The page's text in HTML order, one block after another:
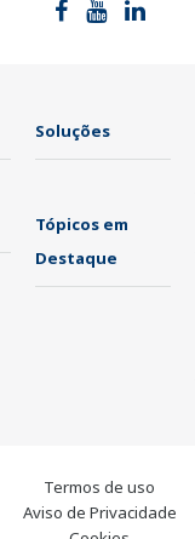
Soluções
Tópicos em
Destaque
Termos de uso
Aviso de Privacidade